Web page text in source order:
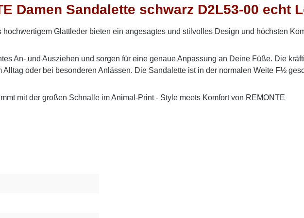
Damen Sandalette schwarz D2L53-00 echt
Glattleder bieten ein angesagtes und stilvolles Design und höchsten
An- und Ausziehen und sorgen für eine genaue Anpassung an Deine Füße. Die
oder bei besonderen Anlässen. Die Sandalette ist in der normalen Weite F½
mit der großen Schnalle im Animal-Print - Style meets Komfort von REMONTE